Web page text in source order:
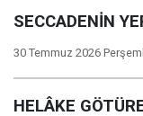
SECCADENİN
30 Temmuz 2026
HELÂKE